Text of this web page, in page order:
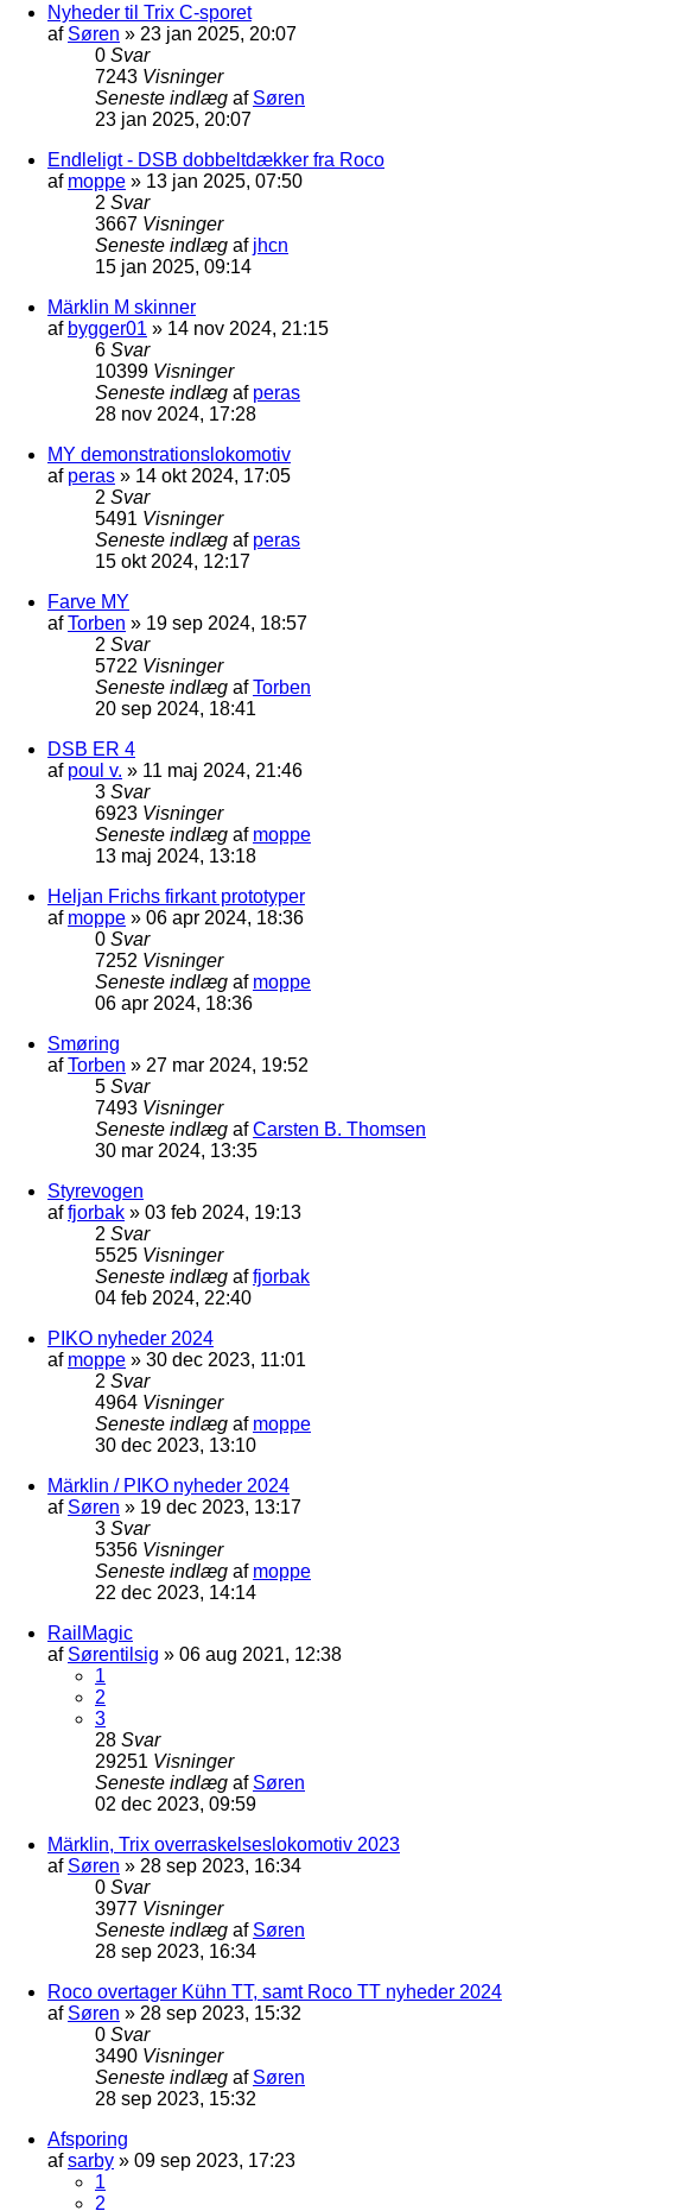
Nyheder til Trix C-sporet
af Søren » 23 jan 2025, 20:07
0 Svar
7243 Visninger
Seneste indlæg af Søren
23 jan 2025, 20:07
Endleligt - DSB dobbeltdækker fra Roco
af moppe » 13 jan 2025, 07:50
2 Svar
3667 Visninger
Seneste indlæg af jhcn
15 jan 2025, 09:14
Märklin M skinner
af bygger01 » 14 nov 2024, 21:15
6 Svar
10399 Visninger
Seneste indlæg af peras
28 nov 2024, 17:28
MY demonstrationslokomotiv
af peras » 14 okt 2024, 17:05
2 Svar
5491 Visninger
Seneste indlæg af peras
15 okt 2024, 12:17
Farve MY
afTorben » 19 sep 2024, 18:57
2 Svar
5722 Visninger
Seneste indlæg afTorben
20 sep 2024, 18:41
DSB ER 4
af poul v. » 11 maj 2024, 21:46
3 Svar
6923 Visninger
Seneste indlæg af moppe
13 maj 2024, 13:18
Heljan Frichs firkant prototyper
af moppe » 06 apr 2024, 18:36
0 Svar
7252 Visninger
Seneste indlæg af moppe
06 apr 2024, 18:36
Smøring
afTorben » 27 mar 2024, 19:52
5 Svar
7493 Visninger
Seneste indlæg afCarsten B. Thomsen
30 mar 2024, 13:35
Styrevogen
affjorbak » 03 feb 2024, 19:13
2 Svar
5525 Visninger
Seneste indlæg affjorbak
04 feb 2024, 22:40
PIKO nyheder 2024
af moppe » 30 dec 2023, 11:01
2 Svar
4964 Visninger
Seneste indlæg af moppe
30 dec 2023, 13:10
Märklin / PIKO nyheder 2024
af Søren » 19 dec 2023, 13:17
3 Svar
5356 Visninger
Seneste indlæg af moppe
22 dec 2023, 14:14
RailMagic
af Sørentilsig » 06 aug 2021, 12:38
1
2
3
28 Svar
29251 Visninger
Seneste indlæg af Søren
02 dec 2023, 09:59
Märklin, Trix overraskelseslokomotiv 2023
af Søren » 28 sep 2023, 16:34
0 Svar
3977 Visninger
Seneste indlæg af Søren
28 sep 2023, 16:34
Roco overtager Kühn TT, samt Roco TT nyheder 2024
af Søren » 28 sep 2023, 15:32
0 Svar
3490 Visninger
Seneste indlæg af Søren
28 sep 2023, 15:32
Afsporing
afsarby » 09 sep 2023, 17:23
1
2